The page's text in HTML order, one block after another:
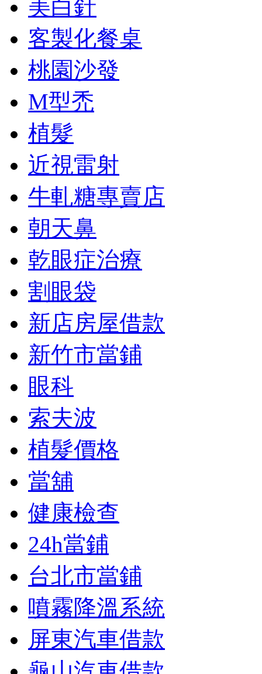
美白針
客製化餐桌
桃園沙發
M型禿
植髮
近視雷射
牛軋糖專賣店
朝天鼻
乾眼症治療
割眼袋
新店房屋借款
新竹市當鋪
眼科
索夫波
植髮價格
當舖
健康檢查
24h當鋪
台北市當鋪
噴霧降溫系統
屏東汽車借款